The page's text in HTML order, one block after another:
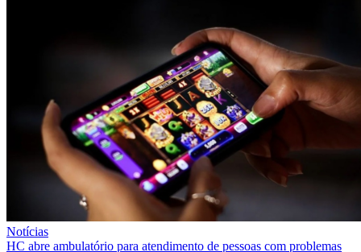
Notícias
HC abre ambulatório para atendimento de pessoas com problemas